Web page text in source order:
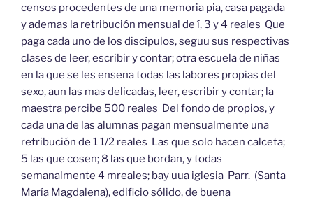
censos procedentes de una memoria pia, casa pagada
y ademas la retribución mensual de í, 3 y 4 reales Que
paga cada uno de los discípulos, seguu sus respectivas
clases de leer, escribir y contar; otra escuela de niñas
en la que se les enseña todas las labores propias del
sexo, aun las mas delicadas, leer, escribir y contar; la
maestra percibe 500 reales Del fondo de propios, y
cada una de las alumnas pagan mensualmente una
retribución de 1 1/2 reales Las que solo hacen calceta;
5 las que cosen; 8 las que bordan, y todas
semanalmente 4 mreales; bay uua iglesia Parr. (Santa
María Magdalena), edificio sólido, de buena